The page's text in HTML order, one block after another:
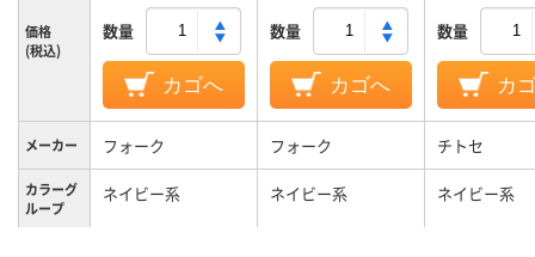
価格
(税込)
数量
カゴへ
数量
カゴへ
数量
カ
メーカー フォーク フォーク チトセ
カラーグ
ループ
ネイビー系 ネイビー系 ネイビー系